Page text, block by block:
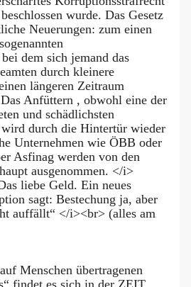
wurde. Das Gesetz
Neuerungen: zum einen
dem sich jemand das
durch kleinere
längeren Zeitraum
Anfüttern , obwohl eine der
und schädlichsten
durch die Hintertür wieder
Unternehmen wie ÖBB oder
Asfinag werden von den
ausgenommen. </i>
liebe Geld. Ein neues
sagt: Bestechung ja, aber
auffällt“ </i><br> (alles am
Menschen übertragenen
findet es sich in der ZEIT